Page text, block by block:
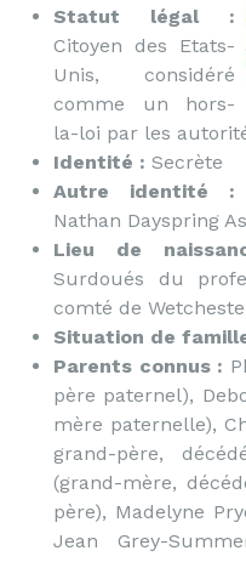
Statut légal :
Citoyen des Etats-
Unis, considéré
comme un hors-
la-loi par les
Identité : Secrète
Autre identité :
Nathan Dayspring
Lieu de
Surdoués du
comté de
Situation de
Parents connus :
père paternel),
mère paternelle),
grand-père,
(grand-mère,
père), Madelyne
Jean Grey-